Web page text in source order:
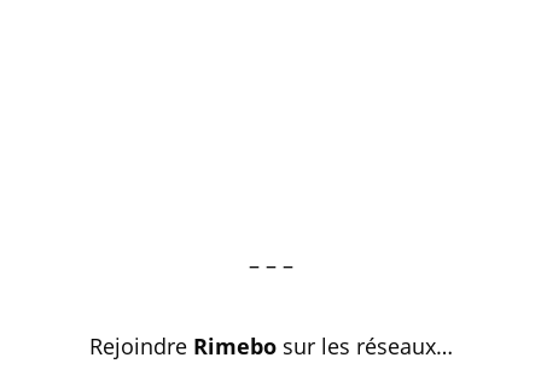
– – –
Rejoindre Rimebosur les réseaux…